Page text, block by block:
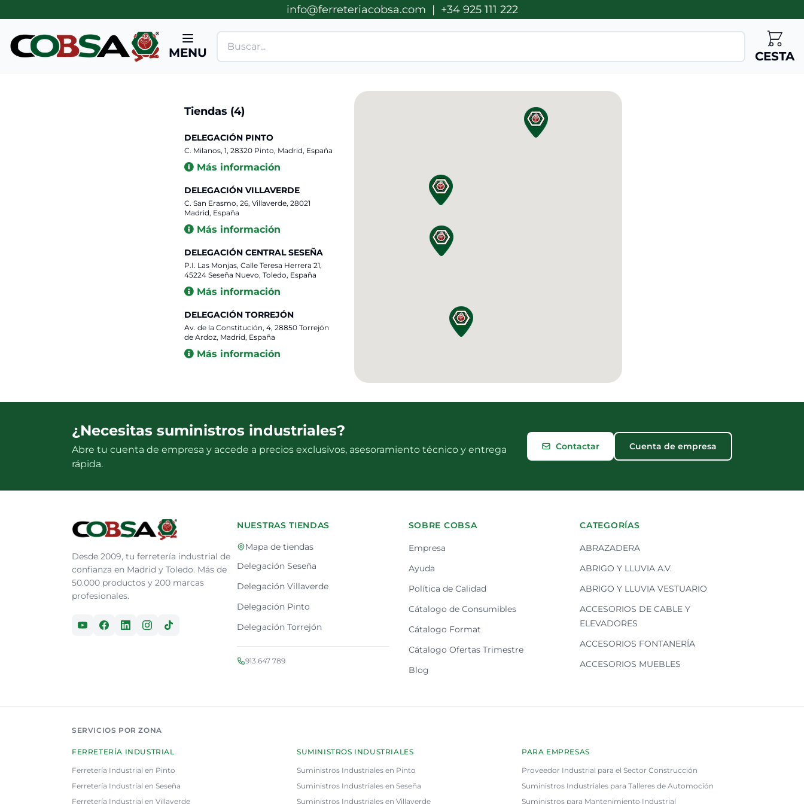
info@ferreteriacobsa.com | +34 925 111 222
MENU CESTA
Tiendas (4)
DELEGACIÓN PINTO
C. Milanos, 1, 28320 Pinto, Madrid, España
Más información
DELEGACIÓN VILLAVERDE
C. San Erasmo, 26, Villaverde, 28021
Madrid, España
Más información
DELEGACIÓN CENTRAL SESEÑA
P.I. Las Monjas, Calle Teresa Herrera 21,
45224 Seseña Nuevo, Toledo, España
Más información
DELEGACIÓN TORREJÓN
Av. de la Constitución, 4, 28850 Torrejón
de Ardoz, Madrid, España
Más información
¿Necesitas suministros industriales?
Abre tu cuenta de empresa y accede a precios exclusivos, asesoramiento técnico y entrega
rápida.
Contactar Cuenta de empresa
Desde 2009, tu ferretería industrial de
confianza en Madrid y Toledo. Más de
50.000 productos y 200 marcas
profesionales.
NUESTRAS TIENDAS
Mapa de tiendas
Delegación Seseña
Delegación Villaverde
Delegación Pinto
Delegación Torrejón
913 647 789
SOBRE COBSA
Empresa
Ayuda
Política de Calidad
Cátalogo de Consumibles
Cátalogo Format
Cátalogo Ofertas Trimestre
Blog
CATEGORÍAS
ABRAZADERA
ABRIGO Y LLUVIA A.V.
ABRIGO Y LLUVIA VESTUARIO
ACCESORIOS DE CABLE Y
ELEVADORES
ACCESORIOS FONTANERÍA
ACCESORIOS MUEBLES
SERVICIOS POR ZONA
FERRETERÍA INDUSTRIAL
Ferretería Industrial en Pinto
Ferretería Industrial en Seseña
Ferretería Industrial en Villaverde
SUMINISTROS INDUSTRIALES
Suministros Industriales en Pinto
Suministros Industriales en Seseña
Suministros Industriales en Villaverde
PARA EMPRESAS
Proveedor Industrial para el Sector Construcción
Suministros Industriales para Talleres de Automoción
Suministros para Mantenimiento Industrial